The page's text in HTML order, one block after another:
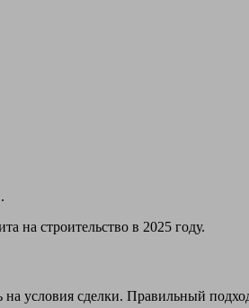
на строительство в 2025 году.
на условия сделки. Правильный